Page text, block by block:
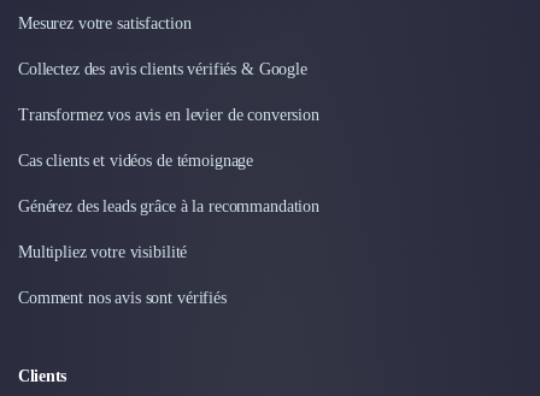
Restructuring
Droit Commercial
Propriété Intellectuelle (IP/IT)
Recouvrement
Due Diligence
Audit
UX & UI Design
Mesurez votre satisfaction
Collectez des avis clients vérifiés & Google
Transformez vos avis en levier de conversion
Cas clients et vidéos de témoignage
Générez des leads grâce à la recommandation
Multipliez votre visibilité
Comment nos avis sont vérifiés
Clients